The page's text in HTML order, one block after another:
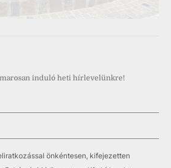
induló heti hírlevelünkre!
önkéntesen, kifejezetten